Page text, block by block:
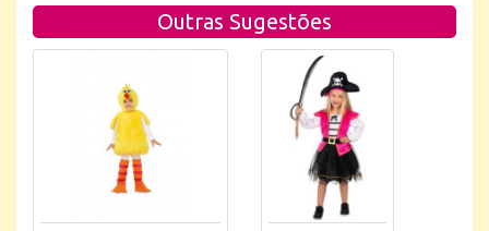
Outras Sugestões